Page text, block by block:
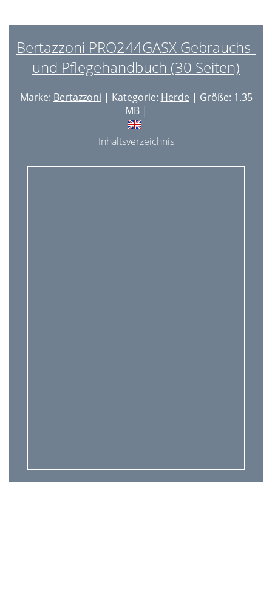
Bertazzoni PRO244GASX Gebrauchs-
und Pflegehandbuch (30 Seiten)
Marke: Bertazzoni | Kategorie: Herde | Größe: 1.35
MB |
Inhaltsverzeichnis